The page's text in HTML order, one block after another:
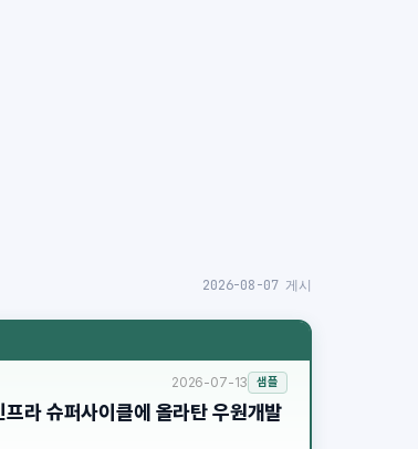
2026-08-07 게시
2026-07-13 샘플
라 슈퍼사이클에 올라탄 우원개발